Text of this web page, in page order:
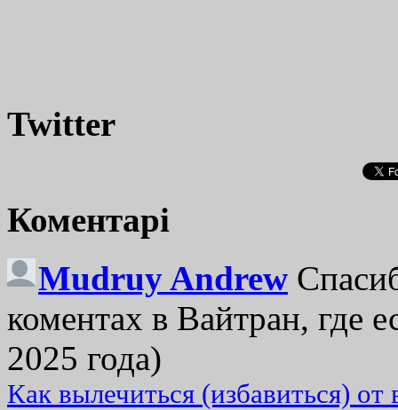
Twitter
Коментарі
Mudruy Andrew
коментах в Вайтран, где
2025 года)
Как вылечиться (избавиться)